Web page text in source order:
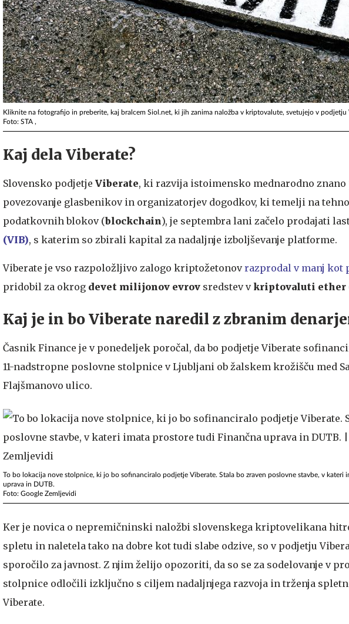
Kliknite na fotografijo in preberite, kaj bralcem Siol.net, ki jih zanima naložba v kriptovalute, svetujejo v podjetju
Foto: STA ,
Kaj dela Viberate?
Slovensko podjetje Viberate, ki razvija istoimensko mednarodno
povezovanje glasbenikov in organizatorjev dogodkov, ki temelji na
podatkovnih blokov (blockchain), je septembra lani začelo prodajati
(VIB), s katerim so zbirali kapital za nadaljnje izboljševanje platforme.
Viberate je vso razpoložljivo zalogo kriptožetonovrazprodal v manj kot
pridobil za okrog devet milijonov evrov sredstev vkriptovaluti ether
Kaj je in bo Viberate naredil z zbranim
Časnik Finance je v ponedeljek poročal, da bo podjetje Viberate
11-nadstropne poslovne stolpnice v Ljubljani ob žalskem krožišču med
Flajšmanovo ulico.
To bo lokacija nove stolpnice, ki jo bo sofinanciralo podjetje Viberate. Stala bo zraven poslovne stavbe, v kateri
uprava in DUTB.
Foto: Google Zemljevidi
Ker je novica o nepremičninski naložbi slovenskega kriptovelikana
spletu in naletela tako na dobre kot tudi slabe odzive, so v podjetju
sporočilo za javnost. Z njim želijo opozoriti, da so se za sodelovanje v
stolpnice odločili izključno s ciljem nadaljnjega razvoja in trženja
Viberate.